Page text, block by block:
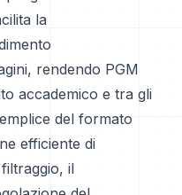
la
rendendo PGM
accademico e tra gli
del formato
efficiente di
il